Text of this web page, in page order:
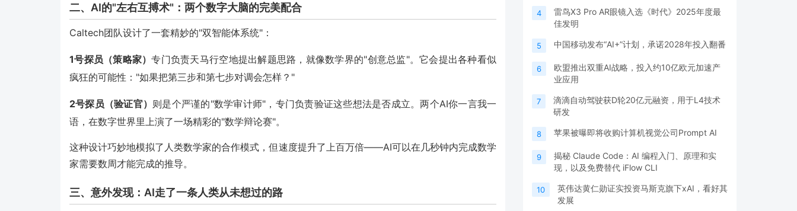
二、AI的"左右互搏术"：两个数字大脑的完美配合
Caltech团队设计了一套精妙的"双智能体系统"：
1号探员（策略家）专门负责天马行空地提出解题思路，就像数学界的"创意总监"。它会提出各种看似
疯狂的可能性："如果把第三步和第七步对调会怎样？"
2号探员（验证官） 则是个严谨的"数学审计师"，专门负责验证这些想法是否成立。两个AI你一言我一
语，在数字世界里上演了一场精彩的"数学辩论赛"。
这种设计巧妙地模拟了人类数学家的合作模式，但速度提升了上百万倍——AI可以在几秒钟内完成数学
家需要数周才能完成的推导。
三、意外发现：AI走了一条人类从未想过的路
4
雷鸟X3 Pro AR眼镜入选《时代》2025年度最
佳发明
5 中国移动发布“AI+”计划，承诺2028年投入翻番
6
欧盟推出双重AI战略，投入约10亿欧元加速产
业应用
7
滴滴自动驾驶获D轮20亿元融资，用于L4技术
研发
8 苹果被曝即将收购计算机视觉公司Prompt AI
9
揭秘 Claude Code：AI 编程入门、原理和实
现，以及免费替代 iFlow CLI
10
英伟达黄仁勋证实投资马斯克旗下xAI，看好其
发展